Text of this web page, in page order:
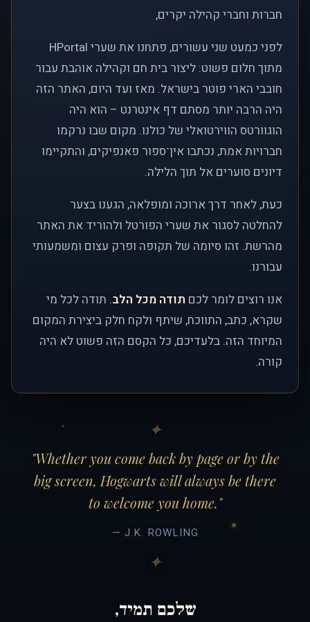
חברות וחברי קהילה יקרים,
לפני כמעט שני עשורים, פתחנו את שערי HPortal
מתוך חלום פשוט: ליצור בית חם וקהילה אוהבת עבור
חובבי הארי פוטר בישראל. מאז ועד היום, האתר הזה
היה הרבה יותר מסתם דף אינטרנט – הוא היה
הוגוורטס הווירטואלי של כולנו. מקום שבו נרקמו
חברויות אמת, נכתבו אין־ספור פאנפיקים, והתקיימו
דיונים סוערים אל תוך הלילה.
כעת, לאחר דרך ארוכה ומופלאה, הגענו בצער
להחלטה לסגור את שערי הפורטל ולהוריד את האתר
מהרשת. זהו סיומה של תקופה ופרק עצום ומשמעותי
עבורנו.
אנו רוצים לומר לכם תודה מכל הלב. תודה לכל מי
שקרא, כתב, התווכח, שיתף ולקח חלק ביצירת המקום
המיוחד הזה. בלעדיכם, כל הקסם הזה פשוט לא היה
קורה.
"Whether you come back by page or by the
big screen, Hogwarts will always be there
to welcome you home."
— J.K. ROWLING
שלכם תמיד,